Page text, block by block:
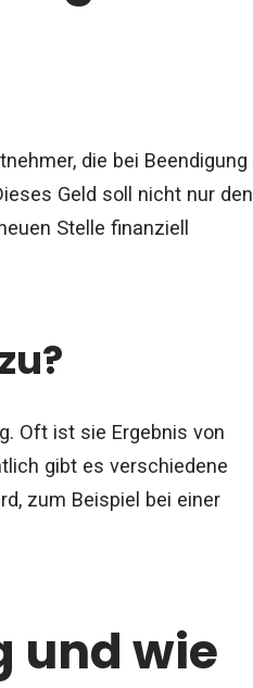
die bei Beendigung
Geld soll nicht nur den
Stelle finanziell
Oft ist sie Ergebnis von
gibt es verschiedene
zum Beispiel bei einer
und wie